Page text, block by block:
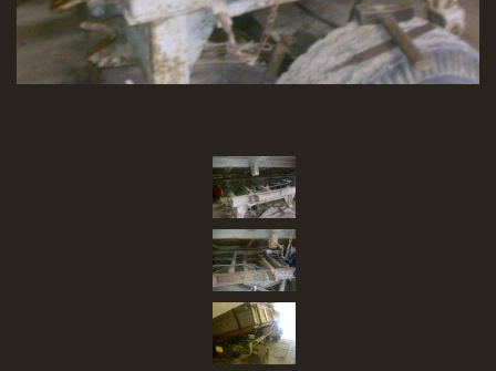
SBĚR VYSLOUŽILÉHO ELEKTROZAŘÍZENÍ
English Deutsch
© 2026 eStránky.cz